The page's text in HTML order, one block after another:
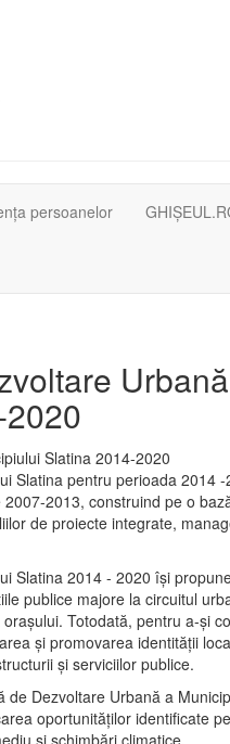
persoanelor
Slatina pentru perioada 2014
2013, construind pe o
de proiecte integrate,
Slatina 2014 - 2020 își
publice majore la circuitul
Totodată, pentru a-şi
şi promovarea identităţii
şi serviciilor publice.
Dezvoltare Urbană a
oportunităţilor identificate
şi schimbări climatice.